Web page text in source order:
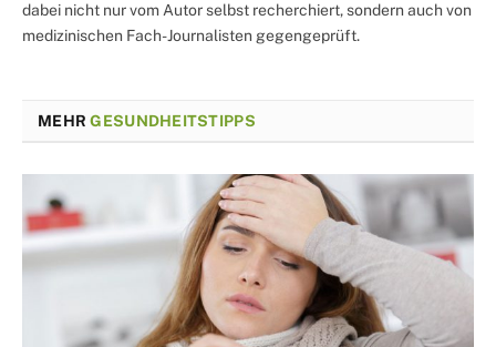
dabei nicht nur vom Autor selbst recherchiert, sondern auch von
medizinischen Fach-Journalisten gegengeprüft.
MEHRGESUNDHEITSTIPPS